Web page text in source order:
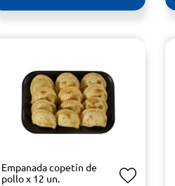
Empanada copetín de
pollo x 12 un.